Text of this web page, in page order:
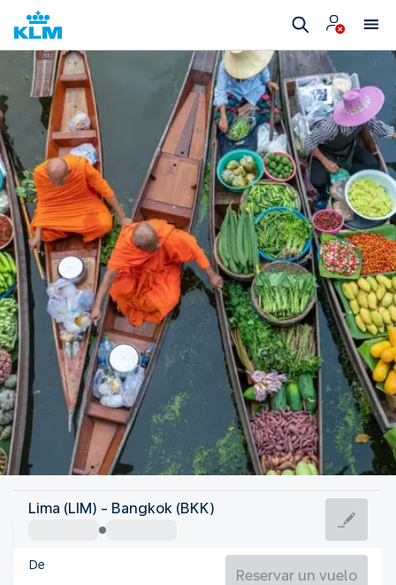
Tailandia
Bangkok
Tailandia
Lima (LIM) - Bangkok (BKK)
De
Reservar un vuelo